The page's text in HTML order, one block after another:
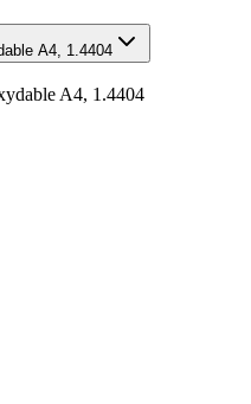
A4, 1.4404
A4, 1.4404